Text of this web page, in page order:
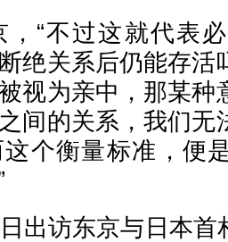
“不过这就代表
绝关系后仍能存活
视为亲中，那某种
间的关系，我们无
个衡量标准，便
出访东京与日本